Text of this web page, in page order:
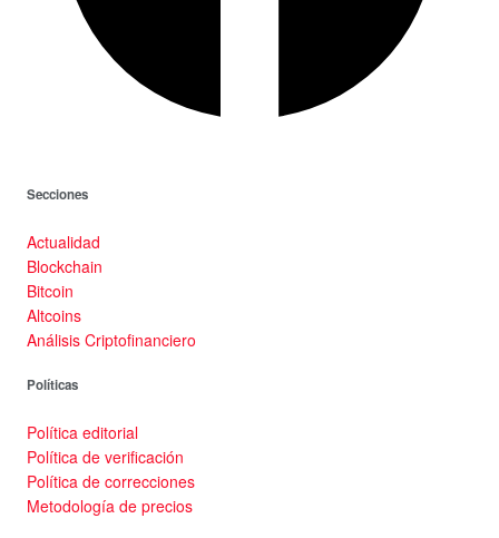
Secciones
Actualidad
Blockchain
Bitcoin
Altcoins
Análisis Criptofinanciero
Políticas
Política editorial
Política de verificación
Política de correcciones
Metodología de precios